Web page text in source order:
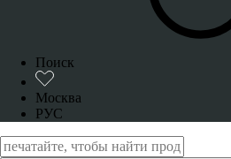
Поиск
Москва
РУС